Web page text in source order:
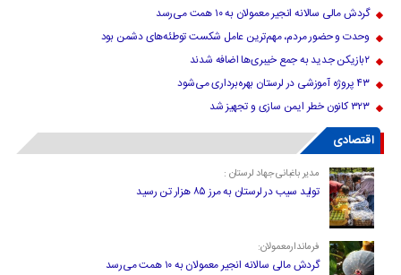
گردش مالی سالانه انجیر معمولان به ۱۰ همت می‌رسد
وحدت و حضور مردم، مهم‌ترین عامل شکست توطئه‌های دشمن بود
۲بازیکن جدید به جمع خیبری‌ها اضافه شدند
۴۳ پروژه آموزشی در لرستان بهره‌برداری می‌شود
۳۲۳ کانون خطر ایمن سازی و تجهیز شد
اقتصادی
مدیر باغبانی جهاد لرستان :
تولید سیب در لرستان به مرز ۸۵ هزار تن رسید
فرماندارمعمولان:
گردش مالی سالانه انجیر معمولان به ۱۰ همت می‌رسد